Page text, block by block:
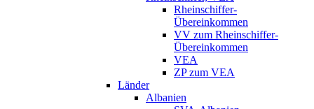
Rheinschiffer-
Übereinkommen
VV zum Rheinschiffer-
Übereinkommen
VEA
ZP zum VEA
Länder
Albanien